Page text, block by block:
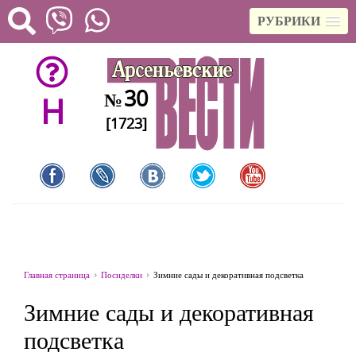
РУБРИКИ
H №30
[1723]
Главная страница Посиделки Зимние сады и декоративная подсветка
Зимние сады и декоративная
подсветка